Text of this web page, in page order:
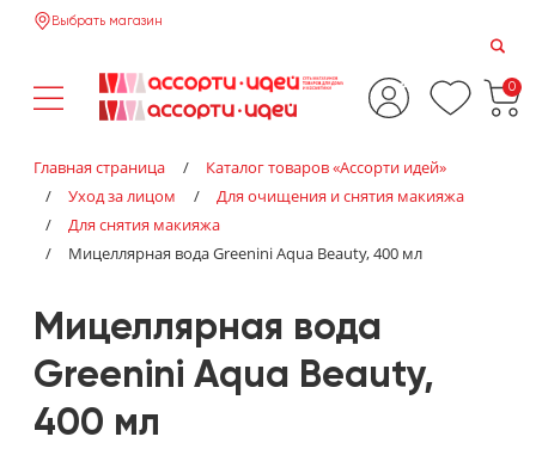
Выбрать магазин
0
Главная страница /
Каталог товаров «‎Ассорти идей»‎
/
Уход за лицом /
Для очищения и снятия макияжа
/
Для снятия макияжа
/
Мицеллярная вода Greenini Aqua Beauty, 400 мл
Мицеллярная вода
Greenini Aqua Beauty,
400 мл